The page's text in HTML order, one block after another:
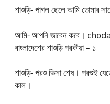
শাশুড়ি- পাগল ছেলে আমি তোমার
আমি- আপনি জাবেন কবে।
বাংলাদেশের শাশুড়ি পরকীয়া – ১
শাশুড়ি- পরশু ভিসা শেষ। পরশুই
কাল।